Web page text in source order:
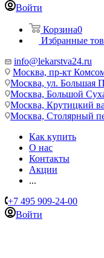
Войти
Корзина0
Избранные
info@lekarstva24.ru
Москва, пр-кт
Москва, ул. Большая
Москва, Большой
Москва, Крутицкий
Москва, Столярный
Как купить
О нас
Контакты
Акции
...
+7 495 909-24-00
Войти